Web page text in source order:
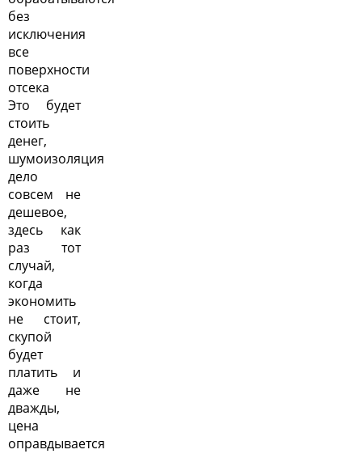
без
исключения
все
поверхности
отсека
Это будет
стоить
денег,
шумоизоляция
дело
совсем не
дешевое,
здесь как
раз тот
случай,
когда
экономить
не стоит,
скупой
будет
платить и
даже не
дважды,
цена
оправдывается